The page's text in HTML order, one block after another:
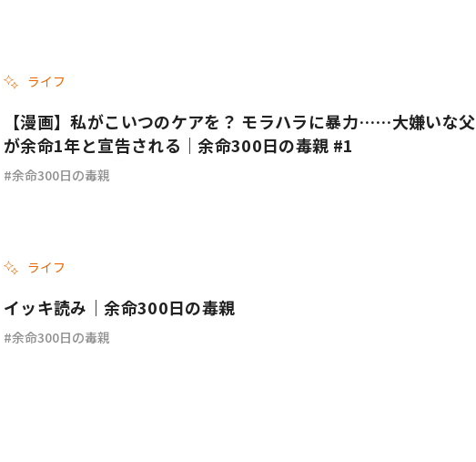
ライフ
【漫画】私がこいつのケアを？ モラハラに暴力……大嫌いな父
が余命1年と宣告される｜余命300日の毒親 #1
余命300日の毒親
ライフ
イッキ読み｜余命300日の毒親
余命300日の毒親